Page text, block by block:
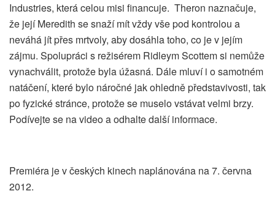
Industries, která celou misi financuje. Theron naznačuje,
že její Meredith se snaží mít vždy vše pod kontrolou a
neváhá jít přes mrtvoly, aby dosáhla toho, co je v jejím
zájmu. Spolupráci s režisérem Ridleym Scottem si nemůže
vynachválit, protože byla úžasná. Dále mluví i o samotném
natáčení, které bylo náročné jak ohledně představivosti, tak
po fyzické stránce, protože se muselo vstávat velmi brzy.
Podívejte se na video a odhalte další informace.
Premiéra je v českých kinech naplánována na 7. června
2012.